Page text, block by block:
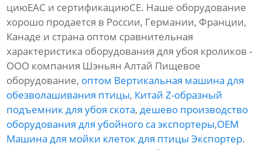
циюЕАС и сертификациюСЕ. Наше оборудование
хорошо продается в России, Германии, Франции,
Канаде и страна оптом сравнительная
характеристика оборудования для убоя кроликов -
ООО компания Шэньян Алтай Пищевое
оборудование, оптом Вертикальная машина для
обезволашивания птицы, Китай Z-образный
подъемник для убоя скота,дешево производство
оборудования для убойного са экспортеры,OEM
Машина для мойки клеток для птицы Экспортер.